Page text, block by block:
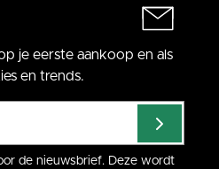
je eerste aankoop en als
en trends.
de nieuwsbrief. Deze wordt